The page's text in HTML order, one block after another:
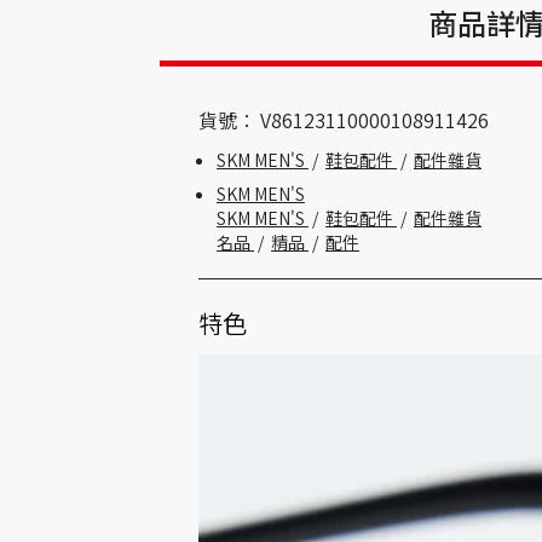
商品詳
貨號： V86123110000108911426
SKM MEN'S / 鞋包配件 / 配件雜貨
SKM MEN'S
SKM MEN'S / 鞋包配件 / 配件雜貨
名品 / 精品 / 配件
特色